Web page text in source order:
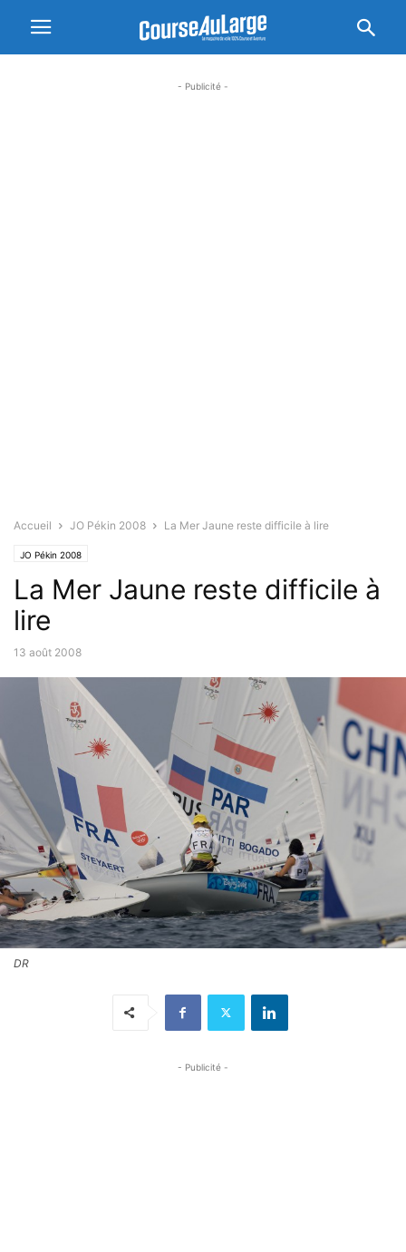
- Publicité -
Accueil JO Pékin 2008 La Mer Jaune reste difficile à lire
JO Pékin 2008
La Mer Jaune reste difficile à
lire
13 août 2008
DR
- Publicité -